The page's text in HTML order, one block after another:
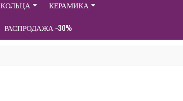
КОЛЬЦА КЕРАМИКА
РАСПРОДАЖА -30%